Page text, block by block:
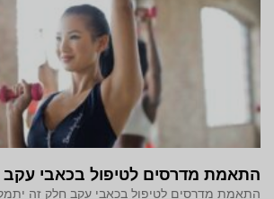
התאמת מדרסים לטיפול בכאבי עקב
התאמת מדרסים לטיפול בכאבי עקב חלק זה